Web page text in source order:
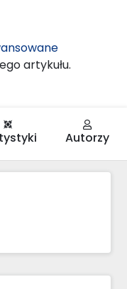
artykułu.
Autorzy